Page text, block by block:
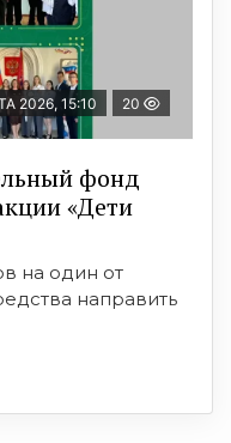
2026, 15:10 20
фонд
«Дети
на один от
направить